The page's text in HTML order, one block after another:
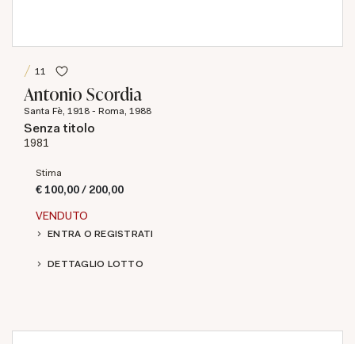
11
Antonio Scordia
Santa Fè, 1918 - Roma, 1988
Senza titolo
1981
Stima
€ 100,00 / 200,00
VENDUTO
ENTRA O REGISTRATI
DETTAGLIO LOTTO